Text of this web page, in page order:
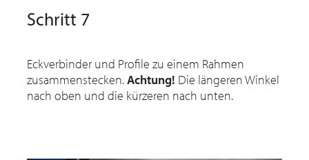
Schritt 7
Eckverbinder und Profile zu einem Rahmen
zusammenstecken.Achtung! Die längeren Winkel
nach oben und die kürzeren nach unten.